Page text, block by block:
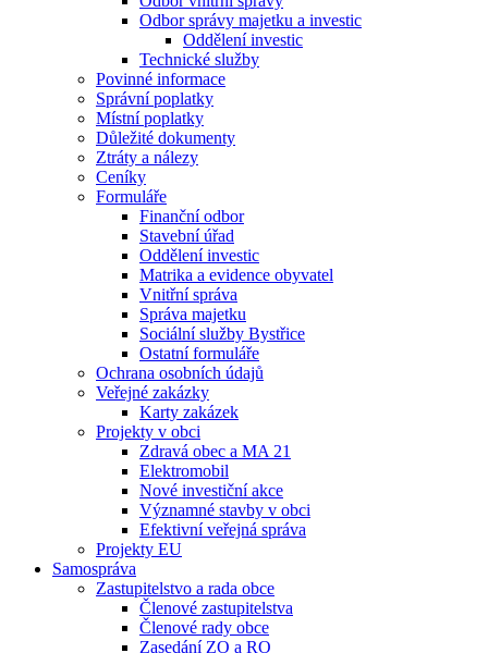
Odbor správy majetku a investic
Oddělení investic
Technické služby
Povinné informace
Správní poplatky
Místní poplatky
Důležité dokumenty
Ztráty a nálezy
Ceníky
Formuláře
Finanční odbor
Stavební úřad
Oddělení investic
Matrika a evidence obyvatel
Vnitřní správa
Správa majetku
Sociální služby Bystřice
Ostatní formuláře
Ochrana osobních údajů
Veřejné zakázky
Karty zakázek
Projekty v obci
Zdravá obec a MA 21
Elektromobil
Nové investiční akce
Významné stavby v obci
Efektivní veřejná správa
Projekty EU
Samospráva
Zastupitelstvo a rada obce
Členové zastupitelstva
Členové rady obce
Zasedání ZO a RO